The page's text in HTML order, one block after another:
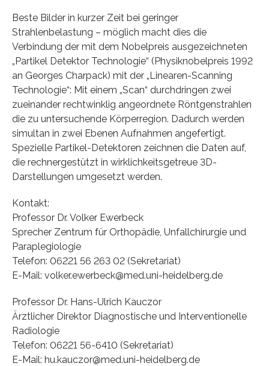
Beste Bilder in kurzer Zeit bei geringer
Strahlenbelastung – möglich macht dies die
Verbindung der mit dem Nobelpreis ausgezeichneten
„Partikel Detektor Technologie“ (Physiknobelpreis 1992
an Georges Charpack) mit der „Linearen-Scanning
Technologie“: Mit einem „Scan“ durchdringen zwei
zueinander rechtwinklig angeordnete Röntgenstrahlen
die zu untersuchende Körperregion. Dadurch werden
simultan in zwei Ebenen Aufnahmen angefertigt.
Spezielle Partikel-Detektoren zeichnen die Daten auf,
die rechnergestützt in wirklichkeitsgetreue 3D-
Darstellungen umgesetzt werden.
Kontakt:
Professor Dr. Volker Ewerbeck
Sprecher Zentrum für Orthopädie, Unfallchirurgie und
Paraplegiologie
Telefon: 06221 56 263 02 (Sekretariat)
E-Mail: volker.ewerbeck@med.uni-heidelberg.de
Professor Dr. Hans-Ulrich Kauczor
Ärztlicher Direktor Diagnostische und Interventionelle
Radiologie
Telefon: 06221 56-6410 (Sekretariat)
E-Mail: hu.kauczor@med.uni-heidelberg.de